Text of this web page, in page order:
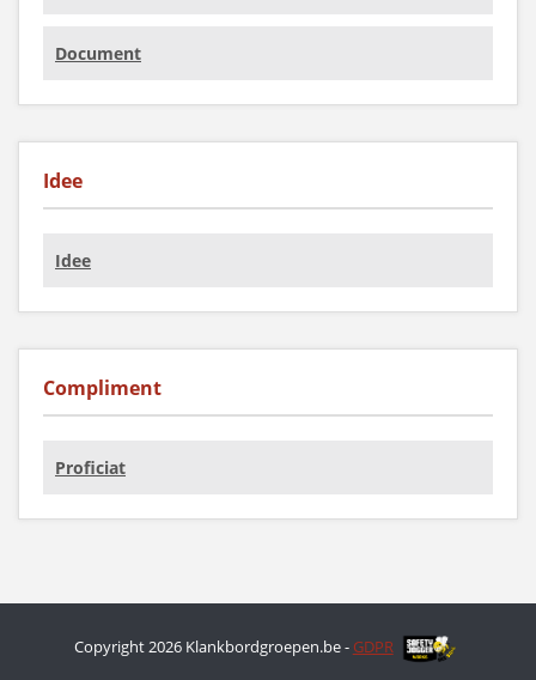
Document
Idee
Idee
Compliment
Proficiat
Copyright 2026 Klankbordgroepen.be - GDPR